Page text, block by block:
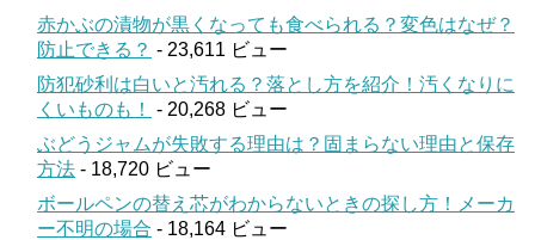
赤かぶの漬物が黒くなっても食べられる？変色はなぜ？
防止できる？ - 23,611 ビュー
防犯砂利は白いと汚れる？落とし方を紹介！汚くなりに
くいものも！
- 20,268 ビュー
ぶどうジャムが失敗する理由は？固まらない理由と保存
方法 - 18,720 ビュー
ボールペンの替え芯がわからないときの探し方！メーカ
ー不明の場合 - 18,164 ビュー